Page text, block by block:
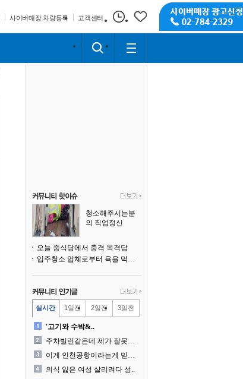
사이버매장 차량등록 고객센터
청소해주시는분
의 직업정신
오늘 중식당에서 충격 목격담
입주청소 업체로부터 욕을 먹고 있습니다
실시간 1일전 2일전 3일전
'고기와 수박&..
주차빌런같은데 제가 잘못한건..
이게 인천공항이라는게 믿겨지..
의식 잃은 여성 살리려다 성..